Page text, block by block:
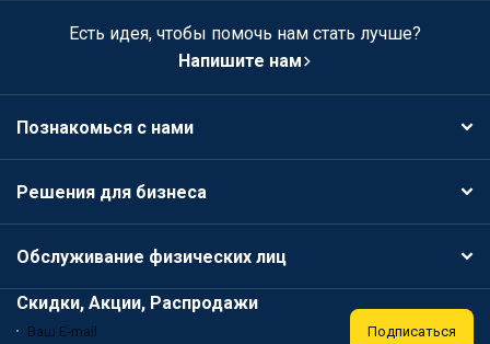
Есть идея, чтобы помочь нам стать лучше?
Напишите нам
Познакомься с нами
Решения для бизнеса
Обслуживание физических лиц
Скидки, Акции, Распродажи
Подписаться